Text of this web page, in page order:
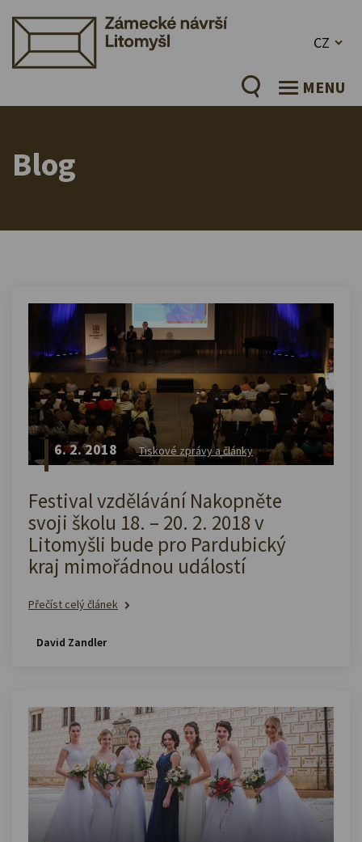
CZ
MENU
Blog
6. 2. 2018 Tiskové zprávy a články
Festival vzdělávání Nakopněte
svoji školu 18. – 20. 2. 2018 v
Litomyšli bude pro Pardubický
kraj mimořádnou událostí
Přečíst celý článek
David Zandler